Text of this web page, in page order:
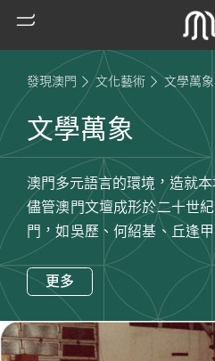
門
搜
索
發現澳門 文化藝術 文學萬象
文學萬象
澳門多元語言的環境，造就
儘管澳門文壇成形於二十世
門，如吳歷、何紹基、丘逢
就留下有關澳門的華文詩詞
歷澳門的見聞，加入自己的
作品體現澳門作為文學創作
土人情。踏入二十世紀，澳
「雪社」，出版過多輯詩詞
更多